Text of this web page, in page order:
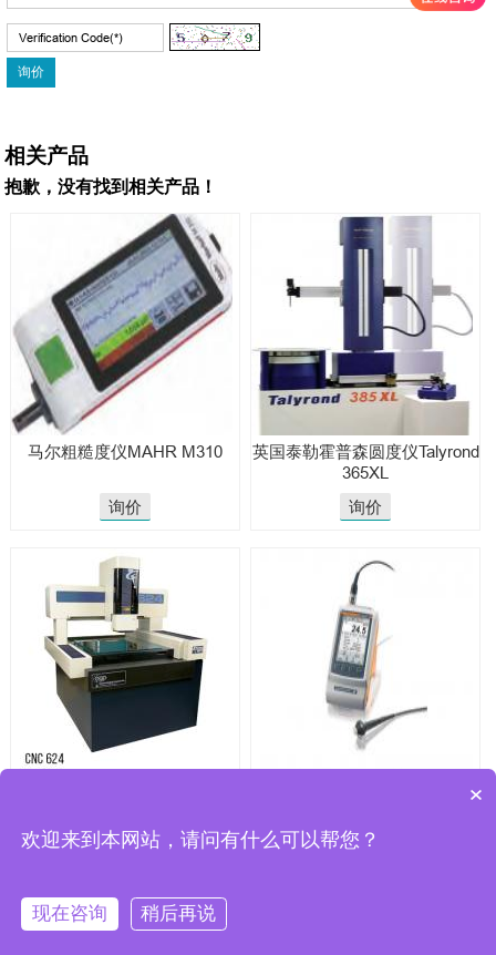
相关产品
抱歉，没有找到相关产品！
马尔粗糙度仪MAHR M310
询价
英国泰勒霍普森圆度仪Talyrond
365XL
询价
询价
询价
公司Powered by JUNZHAN
×
欢迎来到本网站，请问有什么可以帮您？
现在咨询 稍后再说